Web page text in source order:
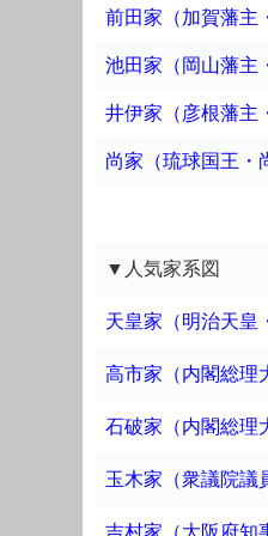
前田家（加賀藩主
池田家（岡山藩主
井伊家（彦根藩主
尚家（琉球国王・
▼人気家系図
天皇家（明治天皇
高市家（内閣総理
石破家（内閣総理
玉木家（衆議院議
吉村家（大阪府知